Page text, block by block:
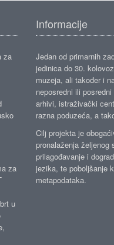
za
za
u
Informacije
Jedan od primarnih
jedinica do 30.
muzeja, ali također i
neposredni ili
arhivi, istraživački
razna poduzeća, a
Cilj projekta je
pronalaženja željenog
prilagođavanje i
jezika, te poboljšanje
metapodataka.